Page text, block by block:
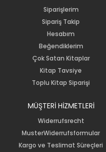
Siparişlerim
Sipariş Takip
Hesabım
Beğendiklerim
Çok Satan Kitaplar
Kitap Tavsiye
Toplu Kitap Siparişi
MÜŞTERİ HİZMETLERİ
Widerrufsrecht
MusterWiderrufsformular
Kargo ve Teslimat Süreçleri